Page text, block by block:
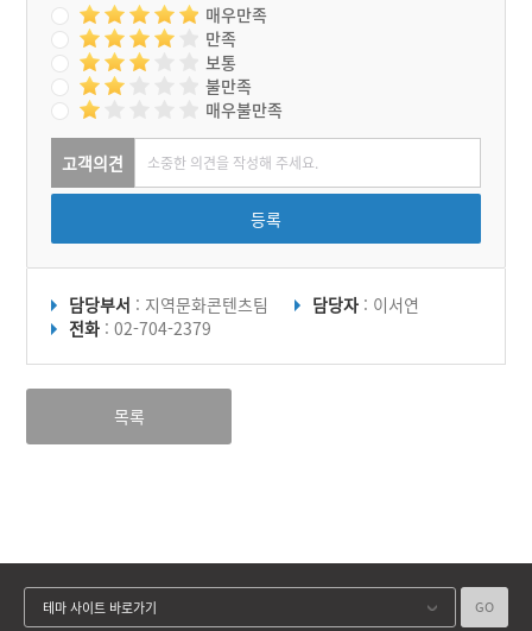
매우만족
만족
보통
불만족
매우불만족
고객의견
등록
담당부서 : 지역문화콘텐츠팀 담당자 : 이서연
전화 : 02-704-2379
목록
테마 사이트 바로가기 GO